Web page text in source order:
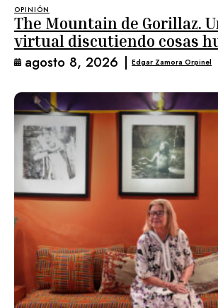
OPINIÓN
The Mountain de Gorillaz.
virtual discutiendo cosas
agosto 8, 2026 | Edgar Zamora Orpinel